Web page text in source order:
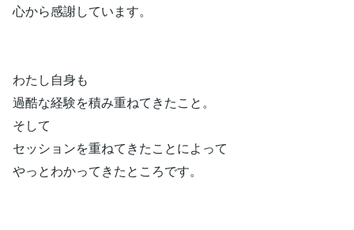
心から感謝しています。
わたし自身も
過酷な経験を積み重ねてきたこと。
そして
セッションを重ねてきたことによって
やっとわかってきたところです。